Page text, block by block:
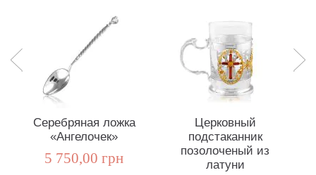
Серебряная ложка
«Ангелочек»
5 750,00 грн
Церковный
подстаканник
позолоченый из
латуни